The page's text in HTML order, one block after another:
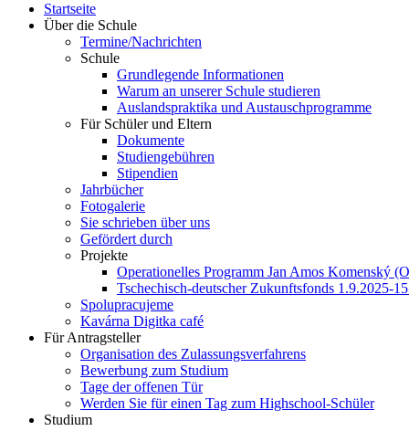
Startseite
Über die Schule
Termine/Nachrichten
Schule
Grundlegende Informationen
Warum an unserer Schule studieren
Auslandspraktika und Austauschprogramme
Für Schüler und Eltern
Dokumente
Studiengebühren
Stipendien
Jahrbücher
Fotogalerie
Sie schrieben über uns
Gefördert durch
Projekte
Operationelles Programm Jan Amos Komenský
Tschechisch-deutscher Zukunftsfonds 1.9.2025-
Spolupracujeme
Kavárna Digitka café
Für Antragsteller
Organisation des Zulassungsverfahrens
Bewerbung zum Studium
Tage der offenen Tür
Werden Sie für einen Tag zum Highschool-Schüler
Studium